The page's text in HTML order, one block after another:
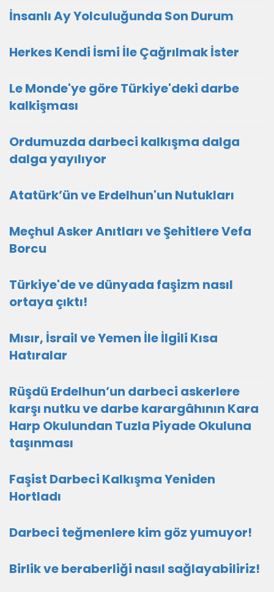
İnsanlı Ay Yolculuğunda Son Durum
Herkes Kendi İsmi İle Çağrılmak İster
Le Monde'ye göre Türkiye'deki darbe
kalkişması
Ordumuzda darbeci kalkışma dalga
dalga yayılıyor
Atatürk’ün ve Erdelhun'un Nutukları
Meçhul Asker Anıtları ve Şehitlere Vefa
Borcu
Türkiye'de ve dünyada faşizm nasıl
ortaya çıktı!
Mısır, İsrail ve Yemen İle İlgili Kısa
Hatıralar
Rüşdü Erdelhun’un darbeci askerlere
karşı nutku ve darbe karargâhının Kara
Harp Okulundan Tuzla Piyade Okuluna
taşınması
Faşist Darbeci Kalkışma Yeniden
Hortladı
Darbeci teğmenlere kim göz yumuyor!
Birlik ve beraberliği nasıl sağlayabiliriz!